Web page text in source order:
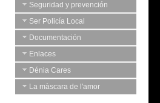
Seguridad y prevención
Ser Policía Local
Documentación
Enlaces
Dénia Cares
La màscara de l'amor